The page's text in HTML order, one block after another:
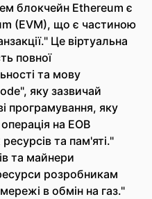
блокчейн Ethereum є
(EVM), що є частиною
Це віртуальна
повної
та мову
яку зазвичай
програмування, яку
на ЕОВ
та пам'яті."
та майнери
розробникам
в обмін на газ."